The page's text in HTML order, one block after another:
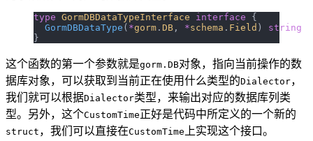
type GormDBDataTypeInterface interface {
  GormDBDataType
( *gorm . DB , *schema . Field ) string
}
这个函数的第一个参数就是gorm.DB对象，指向当前操作的数
据库对象，可以获取到当前正在使用什么类型的Dialector，
我们就可以根据Dialector类型，来输出对应的数据库列类
型。另外，这个CustomTime正好是代码中所定义的一个新的
struct ，我们可以直接在CustomTime 上实现这个接口。